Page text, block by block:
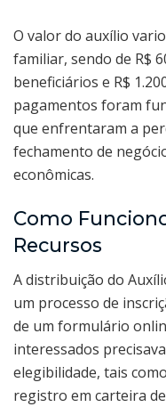
O valor do auxílio
familiar, sendo de R$
beneficiários e R$
pagamentos foram
que enfrentaram a
fechamento de
econômicas.
Como
Recursos
A distribuição do
um processo de
de um formulário
interessados
elegibilidade, tais
registro em carteira